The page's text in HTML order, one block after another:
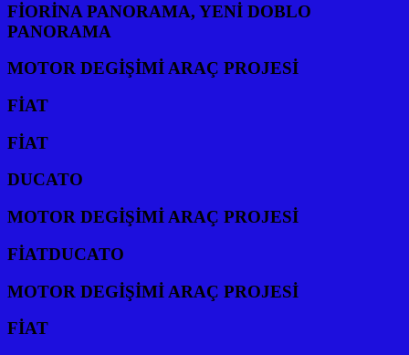
FİORİNA PANORAMA, YENİ DOBLO
PANORAMA
MOTOR DEGİŞİMİ ARAÇ PROJESİ
FİAT
FİAT
DUCATO
MOTOR DEGİŞİMİ ARAÇ PROJESİ
FİATDUCATO
MOTOR DEGİŞİMİ ARAÇ PROJESİ
FİAT